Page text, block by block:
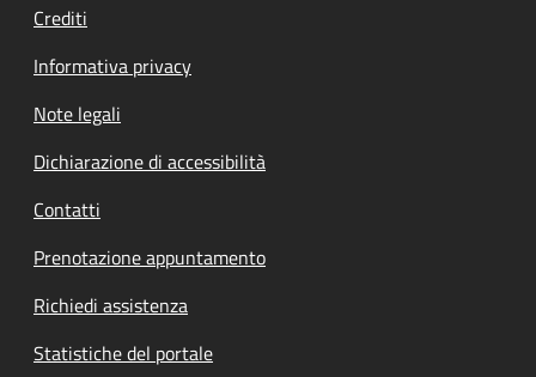
Crediti
Informativa privacy
Note legali
Dichiarazione di accessibilità
Contatti
Prenotazione appuntamento
Richiedi assistenza
Statistiche del portale